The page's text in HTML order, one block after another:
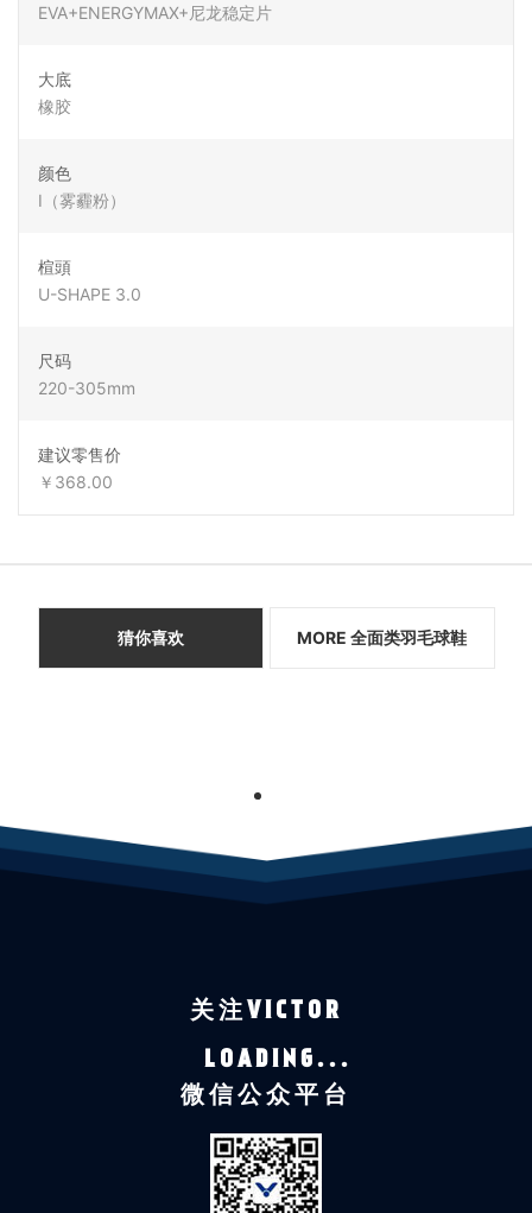
EVA+ENERGYMAX+尼龙稳定片
大底
橡胶
颜色
I（雾霾粉）
楦頭
U-SHAPE 3.0
尺码
220-305mm
建议零售价
￥368.00
猜你喜欢 MORE 全面类羽毛球鞋
1
关注VICTOR
LOADING...
微信公众平台